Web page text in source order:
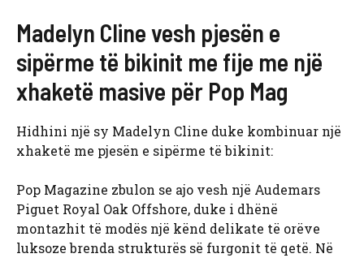
Madelyn Cline vesh pjesën e
sipërme të bikinit me fije me një
xhaketë masive për Pop Mag
Hidhini një sy Madelyn Cline duke kombinuar një
xhaketë me pjesën e sipërme të bikinit:
Pop Magazine zbulon se ajo vesh një Audemars
Piguet Royal Oak Offshore, duke i dhënë
montazhit të modës një kënd delikate të orëve
luksoze brenda strukturës së furgonit të qetë. Në